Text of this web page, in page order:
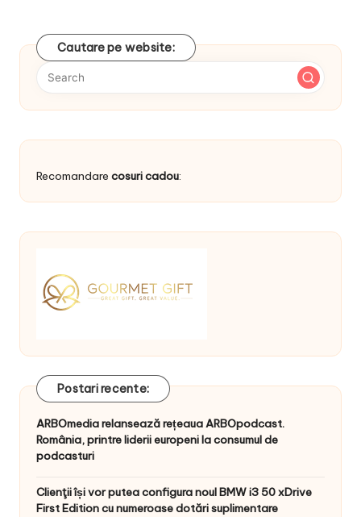
Cautare pe website:
Recomandare cosuri cadou:
Postari recente:
ARBOmedia relansează rețeaua ARBOpodcast.
România, printre liderii europeni la consumul de
podcasturi
Clienţii își vor putea configura noul BMW i3 50 xDrive
First Edition cu numeroase dotări suplimentare